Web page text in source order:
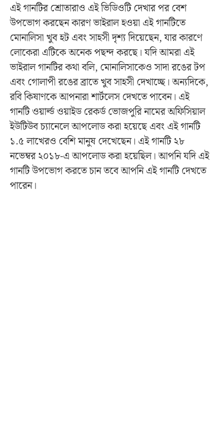
এই গানটির শ্রোতারাও এই ভিডিওটি দেখার পর বেশ
উপভোগ করছেন কারণ ভাইরাল হওয়া এই গানটিতে
মোনালিসা খুব হট এবং সাহসী দৃশ্য দিয়েছেন, যার কারণে
লোকেরা এটিকে অনেক পছন্দ করছে। যদি আমরা এই
ভাইরাল গানটির কথা বলি, মোনালিসাকেও সাদা রঙের টপ
এবং গোলাপী রঙের ব্রাতে খুব সাহসী দেখাচ্ছে। অন্যদিকে,
রবি কিষাণকে আপনারা শার্টলেস দেখতে পাবেন। এই
গানটি ওয়ার্ল্ড ওয়াইড রেকর্ড ভোজপুরি নামের অফিসিয়াল
ইউটিউব চ্যানেলে আপলোড করা হয়েছে এবং এই গানটি
১.৫ লাখেরও বেশি মানুষ দেখেছেন। এই গানটি ২৮
নভেম্বর ২০১৮-এ আপলোড করা হয়েছিল। আপনি যদি এই
গানটি উপভোগ করতে চান তবে আপনি এই গানটি দেখতে
পারেন।